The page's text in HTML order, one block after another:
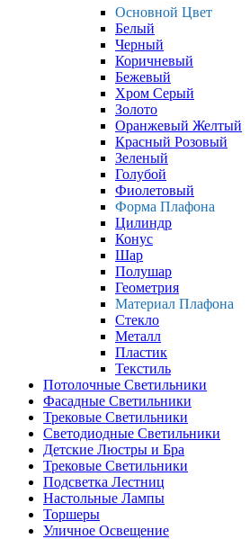
Основной Цвет
Белый
Черный
Коричневый
Бежевый
Хром Серый
Золото
Оранжевый Желтый
Красный Розовый
Зеленый
Голубой
Фиолетовый
Форма Плафона
Цилиндр
Конус
Шар
Полушар
Геометрия
Материал Плафона
Стекло
Металл
Пластик
Текстиль
Потолочные Светильники
Фасадные Светильники
Трековые Светильники
Светодиодные Светильники
Детские Люстры и Бра
Трековые Светильники
Подсветка Лестниц
Настольные Лампы
Торшеры
Уличное Освещение